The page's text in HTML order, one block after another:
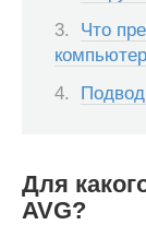
Что
Для
AVG?